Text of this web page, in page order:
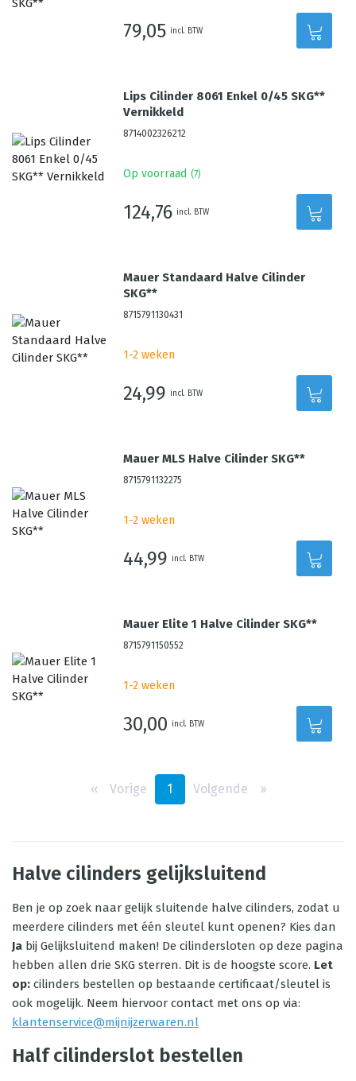
79,05 incl. BTW
Lips Cilinder 8061 Enkel 0/45 SKG**
Vernikkeld
8714002326212
Op voorraad (7)
124,76 incl. BTW
Mauer Standaard Halve Cilinder
SKG**
8715791130431
1-2 weken
24,99 incl. BTW
Mauer MLS Halve Cilinder SKG**
8715791132275
1-2 weken
44,99 incl. BTW
Mauer Elite 1 Halve Cilinder SKG**
8715791150552
1-2 weken
30,00 incl. BTW
‹‹ Vorige 1 Volgende ››
Halve cilinders gelijksluitend
Ben je op zoek naar gelijk sluitende halve cilinders, zodat u
meerdere cilinders met één sleutel kunt openen? Kies dan
Ja bij Gelijksluitend maken! De cilindersloten op deze pagina
hebben allen drie SKG sterren. Dit is de hoogste score. Let
op: cilinders bestellen op bestaande certificaat/sleutel is
ook mogelijk. Neem hiervoor contact met ons op via:
klantenservice@mijnijzerwaren.nl
Half cilinderslot bestellen